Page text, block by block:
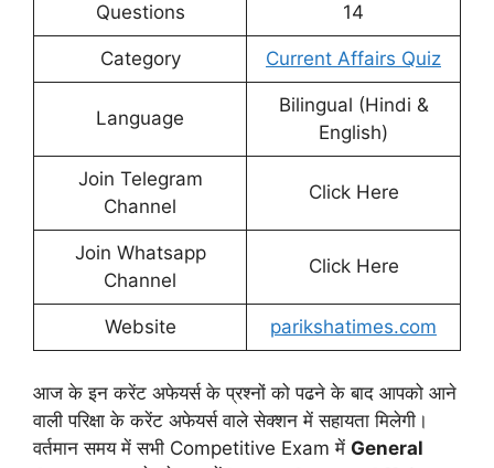
Questions 14
Category Current Affairs Quiz
Language
Bilingual (Hindi &
English)
Join Telegram
Channel
Click Here
Join Whatsapp
Channel
Click Here
Website parikshatimes.com
आज के इन करेंट अफेयर्स के प्रश्नों को पढने के बाद आपको आने
वाली परिक्षा के करेंट अफेयर्स वाले सेक्शन में सहायता मिलेगी।
वर्तमान समय में सभी Competitive Exam में General